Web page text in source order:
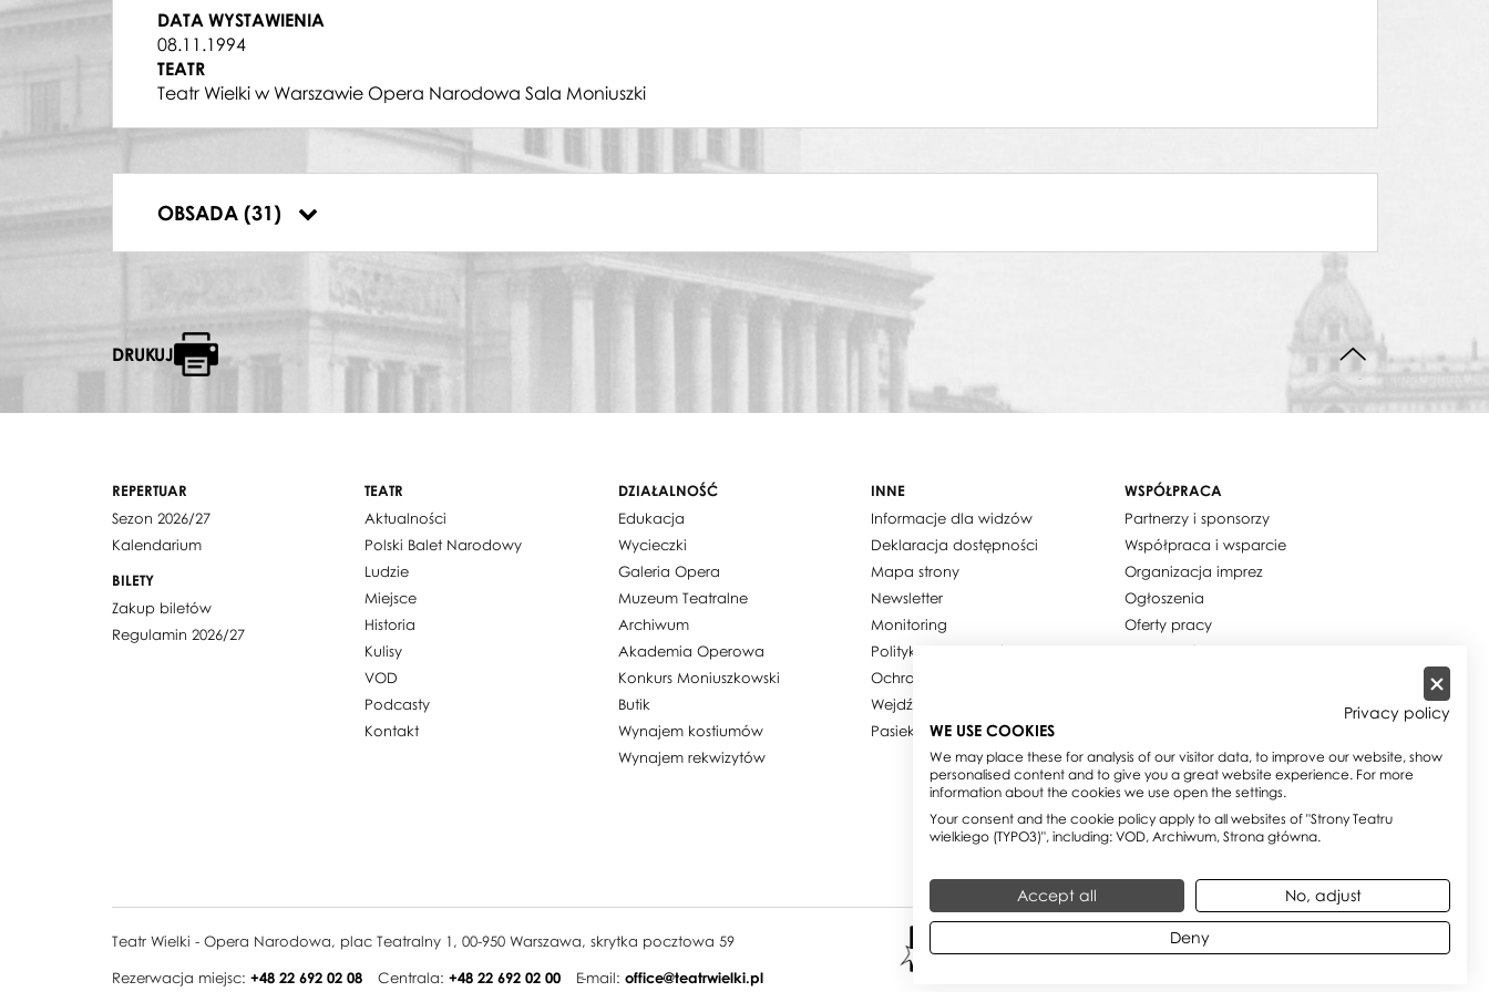
DATA WYSTAWIENIA
08.11.1994
TEATR
Teatr Wielki w Warszawie Opera Narodowa Sala Moniuszki
OBSADA (31)
Elżbieta Hoff
DYRYGENT
Jakub Kowalski
ŻYD 2
Wiesław Bednarek
Wiesław Bednarek
Stanisław Tomanek
DRUKUJ
REPERTUAR
Sezon 2026/27
Kalendarium
BILETY
Zakup biletów
Regulamin 2026/27
TEATR
Aktualności
Polski Balet Narodowy
Ludzie
Miejsce
Historia
Kulisy
VOD
Podcasty
Kontakt
DZIAŁALNOŚĆ
Edukacja
Wycieczki
Galeria Opera
Muzeum Teatralne
Archiwum
Akademia Operowa
Konkurs Moniuszkowski
Butik
Wynajem kostiumów
Wynajem rekwizytów
INNE
Informacje dla widzów
Deklaracja dostępności
Mapa strony
Newsletter
Monitoring
Polityka prywatności / Cookies
Ochrona danych osobowych
Wejdź w obiektyw
Pasieka w Teatrze
WSPÓŁPRACA
Partnerzy i sponsorzy
Współpraca i wsparcie
Organizacja imprez
Ogłoszenia
Oferty pracy
Dla mediów
Biuletyn Informacji Publicznej
Teatr Wielki - Opera Narodowa, plac Teatralny 1, 00-950 Warszawa, skrytka pocztowa 59
Rezerwacja miejsc: +48 22 692 02 08 Centrala: +48 22 692 02 00 E-mail: office@teatrwielki.pl
Privacy policy
WE USE COOKIES
We may place these for analysis of our visitor data, to improve our website, show
personalised content and to give you a great website experience. For more
information about the cookies we use open the settings.
Your consent and the cookie policy apply to all websites of "Strony Teatru
wielkiego (TYPO3)", including: VOD, Archiwum, Strona główna.
Accept all No, adjust
Deny